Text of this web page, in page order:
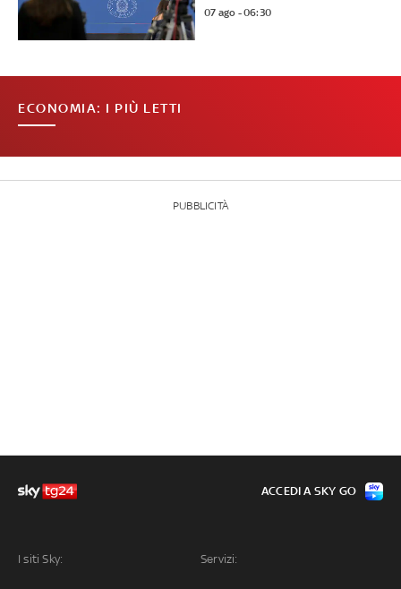
07 ago - 06:30
ECONOMIA: I PIÙ LETTI
PUBBLICITÀ
I siti Sky: Servizi:
ACCEDI A SKY GO